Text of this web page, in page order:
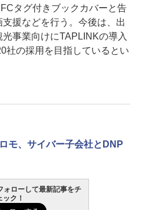
タグ付きブックカバーと告
援などを行う。今後は、出
事業向けにTAPLINKの導入
社の採用を目指しているとい
モ、サイバー子会社とDNP
ォローして最新記事をチ
ック！